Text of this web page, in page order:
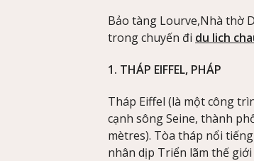
Bảo tàng Lourve,Nhà thờ
trong chuyến đi du lich
1. THÁP EIFFEL, PHÁP
Tháp Eiffel (là một công
cạnh sông Seine, thành
mètres). Tòa tháp nổi
nhân dịp Triển lãm thế giới